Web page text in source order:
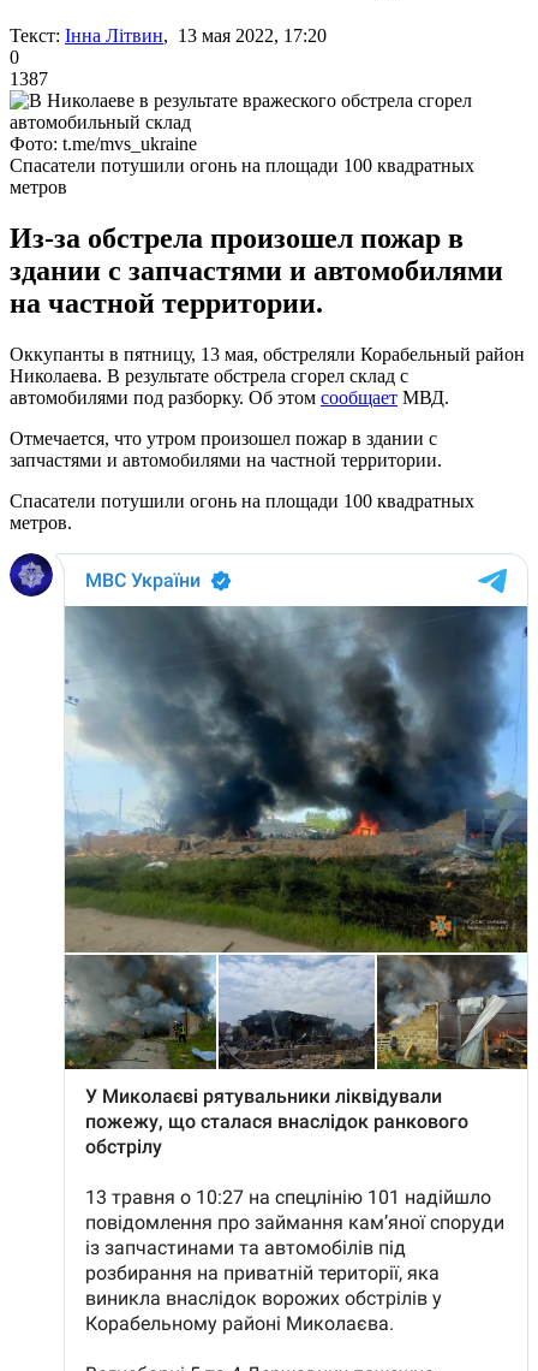
Текст: Інна Літвин, 13 мая 2022, 17:20
0
1387
Фото: t.me/mvs_ukraine
Спасатели потушили огонь на площади 100 квадратных
метров
Из-за обстрела произошел пожар в
здании с запчастями и автомобилями
на частной территории.
Оккупанты в пятницу, 13 мая, обстреляли Корабельный район
Николаева. В результате обстрела сгорел склад с
автомобилями под разборку. Об этом сообщает МВД.
Отмечается, что утром произошел пожар в здании с
запчастями и автомобилями на частной территории.
Спасатели потушили огонь на площади 100 квадратных
метров.